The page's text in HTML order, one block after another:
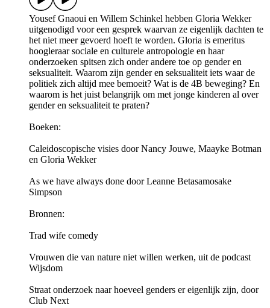
Yousef Gnaoui en Willem Schinkel hebben Gloria Wekker
uitgenodigd voor een gesprek waarvan ze eigenlijk dachten te
het niet meer gevoerd hoeft te worden. Gloria is emeritus
hoogleraar sociale en culturele antropologie en haar
onderzoeken spitsen zich onder andere toe op gender en
seksualiteit. Waarom zijn gender en seksualiteit iets waar de
politiek zich altijd mee bemoeit? Wat is de 4B beweging? En
waarom is het juist belangrijk om met jonge kinderen al over
gender en seksualiteit te praten?
Boeken:
Caleidoscopische visies door Nancy Jouwe, Maayke Botman
en Gloria Wekker
As we have always done door Leanne Betasamosake
Simpson
Bronnen:
Trad wife comedy
Vrouwen die van nature niet willen werken, uit de podcast
Wijsdom
Straat onderzoek naar hoeveel genders er eigenlijk zijn, door
Club Next